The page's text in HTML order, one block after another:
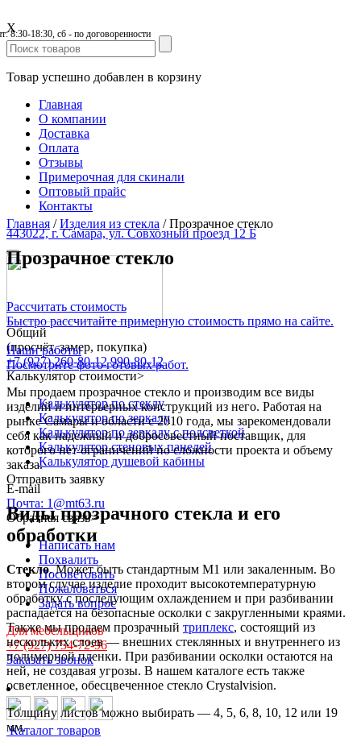
X
Товар успешно добавлен в корзину
Главная
О компании
Доставка
Оплата
Отзывы
Примерочная для скинали
Оптовый прайс
Контакты
443022, г. Самара, ул. Совхозный проезд 12 Б
Общий
(просчёт, замер, покупка)
+7 (927) 260-80-12990-80-12
8:30-18:30, сб - по договоренности
Калькулятор стоимости>
Калькулятор по стеклу
Калькулятор по зеркалу
Калькулятор по зеркалу с подсветкой
Калькулятор стеновых панелей
Калькулятор душевой кабины
E-mail
Почта: 1@mt63.ru
Обратная связь>
Написать нам
Похвалить
Посоветовать
Пожаловаться
Задать вопрос
Для мебельщиков
+7 (927) 754-72-96
Заказать звонок
Каталог товаров
Главная /Изделия из стекла /Прозрачное стекло
Прозрачное стекло
Рассчитать стоимость
Быстро рассчитайте примерную стоимость прямо на сайте.
Наши работы
Посмотрите фото готовых работ.
Мы продаем прозрачное стекло и производим все виды
изделий и интерьерных конструкций из него. Работая на
рынке Самары и области с 2010 года, мы зарекомендовали
себя как надежный и добросовестный поставщик, для
которого нет ограничений по сложности проекта и объему
заказа.
Отправить заявку
Виды прозрачного стекла и его
обработки
Стекло. Может быть стандартным М1 или закаленным. Во
втором случае изделие проходит высокотемпературную
обработку с последующим охлаждением и при разбивании
распадается на безопасные осколки с закругленными краями.
Также мы продаем прозрачный триплекс, состоящий из
нескольких слоев — внешних стеклянных и внутреннего из
полимерной пленки. При разбивании осколки остаются на
ней, не создавая угрозы. В нашем каталоге есть также
осветленное, обесцвеченное стекло Crystalvision.
Толщину листов можно выбирать — 4, 5, 6, 8, 10, 12 или 19
мм.